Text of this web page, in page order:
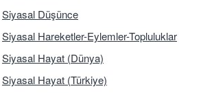
Siyasal Düşünce
Siyasal Hareketler-Eylemler-Topluluklar
Siyasal Hayat (Dünya)
Siyasal Hayat (Türkiye)